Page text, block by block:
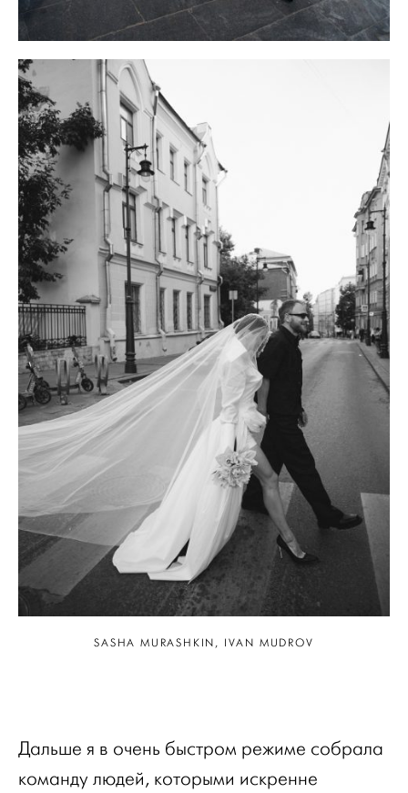
SASHA MURASHKIN, IVAN MUDROV
Дальше я в очень быстром режиме собрала
команду людей, которыми искренне